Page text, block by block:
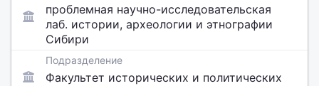
проблемная научно-исследовательская
лаб. истории, археологии и этнографии
Сибири
Подразделение
Факультет исторических и политических